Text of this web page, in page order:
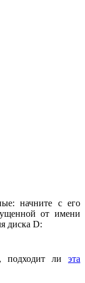
начните с его
от имени
диска D:
подходит ли эта